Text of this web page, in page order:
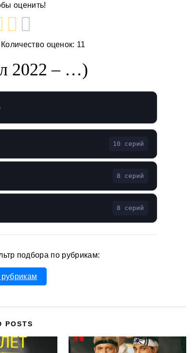
оценить!
оценок: 11
2022 – …)
10 серий
8 серий
8 серий
подбора по рубрикам:
POSTS